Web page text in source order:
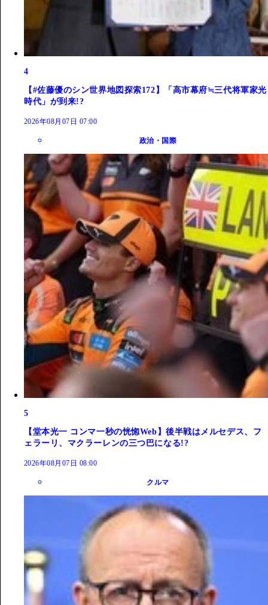
4
【#佐藤優のシン世界地図探索172】「高市幕府≒三代将軍家光
時代」が到来!?
2026年08月07日 07:00
政治・国際
5
【堂本光一 コンマ一秒の恍惚Web】後半戦はメルセデス、フ
ェラーリ、マクラーレンの三つ巴になる!?
2026年08月07日 08:00
クルマ